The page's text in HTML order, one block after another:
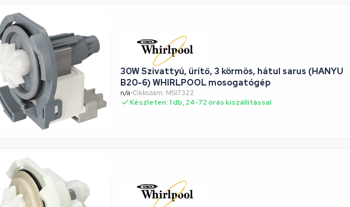
30W Szivattyú, ürítő, 3 körmös, hátul sarus (HANYU
B20-6) WHIRLPOOL mosogatógép
n/a•Cikkszám: MSI7322
Készleten: 1 db, 24-72 órás kiszállítással